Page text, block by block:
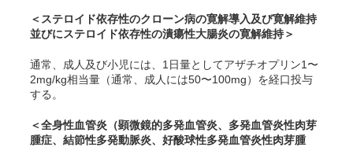
＜ステロイド依存性のクローン病の寛解導入及び寛解維持
並びにステロイド依存性の潰瘍性大腸炎の寛解維持＞
通常、成人及び小児には、1日量としてアザチオプリン1〜
2mg/kg相当量（通常、成人には50〜100mg）を経口投与
する。
＜全身性血管炎（顕微鏡的多発血管炎、多発血管炎性肉芽
腫症、結節性多発動脈炎、好酸球性多発血管炎性肉芽腫